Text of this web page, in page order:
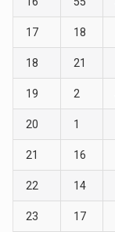
17 18
18 21
19 2
20 1
21 16
22 14
23 17